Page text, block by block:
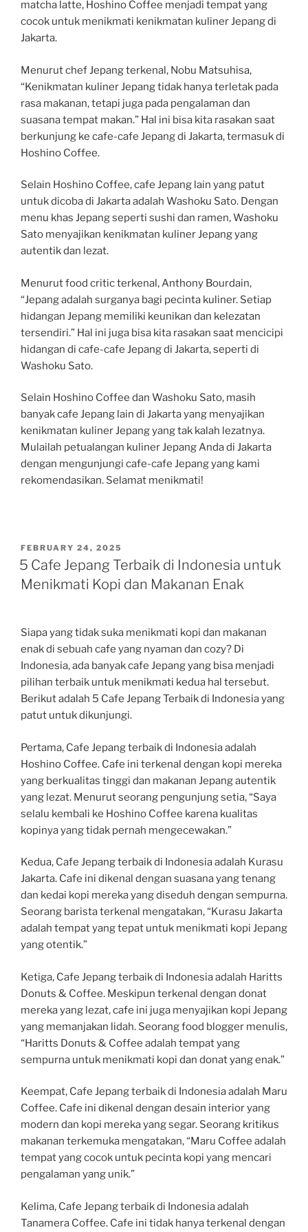
matcha latte, Hoshino Coffee menjadi tempat yang
cocok untuk menikmati kenikmatan kuliner Jepang di
Jakarta.
Menurut chef Jepang terkenal, Nobu Matsuhisa,
“Kenikmatan kuliner Jepang tidak hanya terletak pada
rasa makanan, tetapi juga pada pengalaman dan
suasana tempat makan.” Hal ini bisa kita rasakan saat
berkunjung ke cafe-cafe Jepang di Jakarta, termasuk di
Hoshino Coffee.
Selain Hoshino Coffee, cafe Jepang lain yang patut
untuk dicoba di Jakarta adalah Washoku Sato. Dengan
menu khas Jepang seperti sushi dan ramen, Washoku
Sato menyajikan kenikmatan kuliner Jepang yang
autentik dan lezat.
Menurut food critic terkenal, Anthony Bourdain,
“Jepang adalah surganya bagi pecinta kuliner. Setiap
hidangan Jepang memiliki keunikan dan kelezatan
tersendiri.” Hal ini juga bisa kita rasakan saat mencicipi
hidangan di cafe-cafe Jepang di Jakarta, seperti di
Washoku Sato.
Selain Hoshino Coffee dan Washoku Sato, masih
banyak cafe Jepang lain di Jakarta yang menyajikan
kenikmatan kuliner Jepang yang tak kalah lezatnya.
Mulailah petualangan kuliner Jepang Anda di Jakarta
dengan mengunjungi cafe-cafe Jepang yang kami
rekomendasikan. Selamat menikmati!
POSTED
ON
FEBRUARY 24, 2025
5 Cafe Jepang Terbaik di Indonesia untuk
Menikmati Kopi dan Makanan Enak
Siapa yang tidak suka menikmati kopi dan makanan
enak di sebuah cafe yang nyaman dan cozy? Di
Indonesia, ada banyak cafe Jepang yang bisa menjadi
pilihan terbaik untuk menikmati kedua hal tersebut.
Berikut adalah 5 Cafe Jepang Terbaik di Indonesia yang
patut untuk dikunjungi.
Pertama, Cafe Jepang terbaik di Indonesia adalah
Hoshino Coffee. Cafe ini terkenal dengan kopi mereka
yang berkualitas tinggi dan makanan Jepang autentik
yang lezat. Menurut seorang pengunjung setia, “Saya
selalu kembali ke Hoshino Coffee karena kualitas
kopinya yang tidak pernah mengecewakan.”
Kedua, Cafe Jepang terbaik di Indonesia adalah Kurasu
Jakarta. Cafe ini dikenal dengan suasana yang tenang
dan kedai kopi mereka yang diseduh dengan sempurna.
Seorang barista terkenal mengatakan, “Kurasu Jakarta
adalah tempat yang tepat untuk menikmati kopi Jepang
yang otentik.”
Ketiga, Cafe Jepang terbaik di Indonesia adalah Haritts
Donuts & Coffee. Meskipun terkenal dengan donat
mereka yang lezat, cafe ini juga menyajikan kopi Jepang
yang memanjakan lidah. Seorang food blogger menulis,
“Haritts Donuts & Coffee adalah tempat yang
sempurna untuk menikmati kopi dan donat yang enak.”
Keempat, Cafe Jepang terbaik di Indonesia adalah Maru
Coffee. Cafe ini dikenal dengan desain interior yang
modern dan kopi mereka yang segar. Seorang kritikus
makanan terkemuka mengatakan, “Maru Coffee adalah
tempat yang cocok untuk pecinta kopi yang mencari
pengalaman yang unik.”
Kelima, Cafe Jepang terbaik di Indonesia adalah
Tanamera Coffee. Cafe ini tidak hanya terkenal dengan